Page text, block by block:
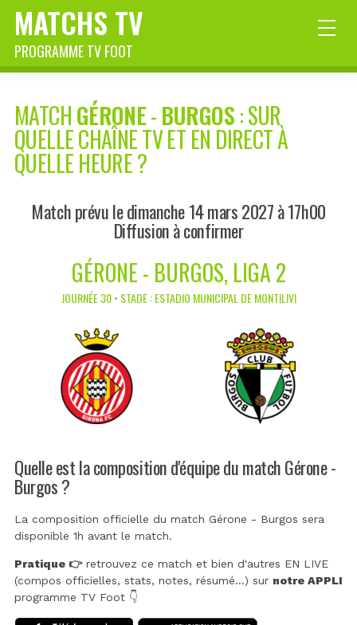
MATCHS TV
PROGRAMME TV FOOT
MATCHGÉRONE-BURGOS: SUR
QUELLE CHAÎNE TV ET EN DIRECT À
QUELLE HEURE ?
Match prévu le dimanche 14 mars 2027 à 17h00
Diffusion à confirmer
GÉRONE - BURGOS, LIGA 2
JOURNÉE 30 • STADE : ESTADIO MUNICIPAL DE MONTILIVI
Quelle est la composition d'équipe du match Gérone -
Burgos ?
La composition officielle du match Gérone - Burgos sera
disponible 1h avant le match.
Pratique 👉retrouvez ce match et bien d'autres EN LIVE
(compos officielles, stats, notes, résumé...) sur notre APPLI
programme TV Foot 👇